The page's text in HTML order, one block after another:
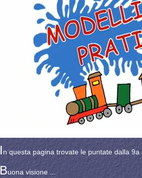
In questa pagina trovate le puntate dalla 9a
Buona visione ...